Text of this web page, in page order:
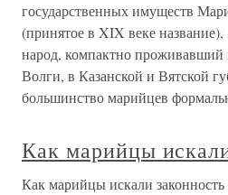
государственных имуществ
(принятое в XIX веке
народ, компактно проживавший
Волги, в Казанской и Вятской
большинство марийцев
Как марийцы
Как марийцы искали